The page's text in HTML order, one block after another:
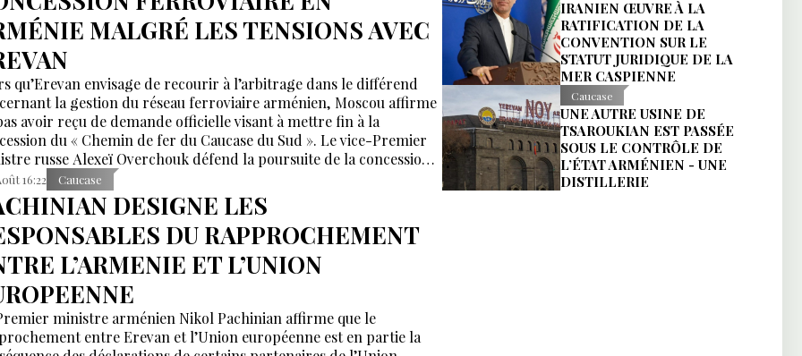
MALGRÉ LES TENSIONS AVEC
qu’Erevan envisage de recourir à l’arbitrage dans le différend
la gestion du réseau ferroviaire arménien, Moscou affirme
avoir reçu de demande officielle visant à mettre fin à la
du « Chemin de fer du Caucase du Sud ». Le vice-Premier
russe Alexeï Overchouk défend la poursuite de la concession
au dialogue.
16:22 Caucase
DESIGNE LES
DU RAPPROCHEMENT
L’ARMENIE ET L’UNION
ministre arménien Nikol Pachinian affirme que le
entre Erevan et l’Union européenne est en partie la
IRANIEN ŒUVRE À LA
RATIFICATION DE LA
CONVENTION SUR LE
STATUT JURIDIQUE DE LA
MER CASPIENNE
Caucase
UNE AUTRE USINE DE
TSAROUKIAN EST PASSÉE
SOUS LE CONTRÔLE DE
L’ÉTAT ARMÉNIEN - UNE
DISTILLERIE